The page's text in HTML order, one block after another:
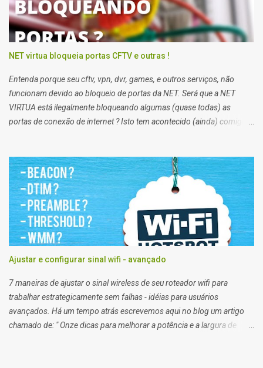
NET virtua bloqueia portas CFTV e outras !
Entenda porque seu cftv, vpn, dvr, games, e outros serviços, não
funcionam devido ao bloqueio de portas da NET. Será que a NET
VIRTUA está ilegalmente bloqueando algumas (quase todas) as
portas de conexão de internet ? Isto tem acontecido (ainda) comigo
servidores via SSH (que pessoalmente odeio), e noto que em alguns
clientes eu consigo, e em outros não. Segundo a net, no plano
residencial as portas 21 e 22, 25, 53, 80, 110, 135, 136 a 139, 443,
445, 587, e 434, são bloqueadas para usuários de planos domésticos,
de outra forma eu teria que trocar meu plano para empresarial.
Ajustar e configurar sinal wifi - avançado
7 maneiras de ajustar o sinal wireless de seu roteador wifi para
trabalhar estrategicamente sem falhas - idéias para usuários
avançados. Há um tempo atrás escrevemos aqui no blog um artigo
chamado de: " Onze dicas para melhorar a potência e a largura de